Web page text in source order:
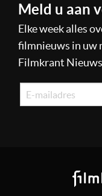
Meld u aan
Elke week alles
filmnieuws in uw
Filmkrant